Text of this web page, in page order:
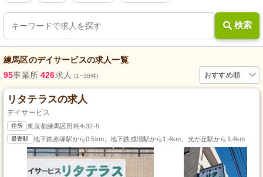
検索
練馬区のデイサービスの求人一覧
おすすめ順
95事業所 426求人(1~30件)
リタテラスの求人
デイサービス
住所 東京都練馬区田柄4-32-5
最寄駅 地下鉄赤塚駅から0.5km、地下鉄成増駅から1.4km、光が丘駅から1.4km